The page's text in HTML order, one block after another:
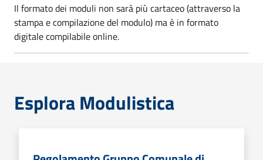
Il formato dei moduli non sarà più cartaceo (attraverso la
stampa e compilazione del modulo) ma è in formato
digitale compilabile online.
Esplora Modulistica